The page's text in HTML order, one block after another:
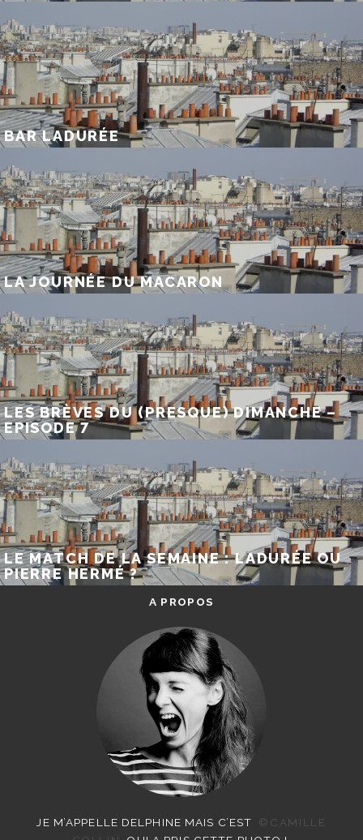
BAR LADURÉE
LA JOURNÉE DU MACARON
LES BRÈVES DU (PRESQUE) DIMANCHE –
EPISODE 7
LE MATCH DE LA SEMAINE : LADURÉE OU
PIERRE HERMÉ ?
A PROPOS
JE M’APPELLE DELPHINE MAIS C’EST
©CAMILLE